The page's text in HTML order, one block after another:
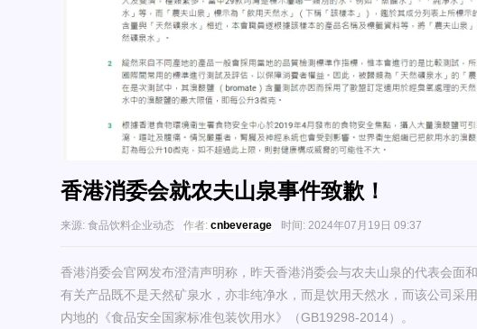
香港消委会就农夫山泉事件致歉！
来源: 食品饮料企业动态 作者: cnbeverage 时间: 2024年07月19日 09:37
香港消委会官网发布澄清声明称，昨天香港消委会与农夫山泉的代表会面
有关产品既不是天然矿泉水，亦非纯净水，而是饮用天然水，而该公司采
内地的《食品安全国家标准包装饮用水》（GB19298-2014）。